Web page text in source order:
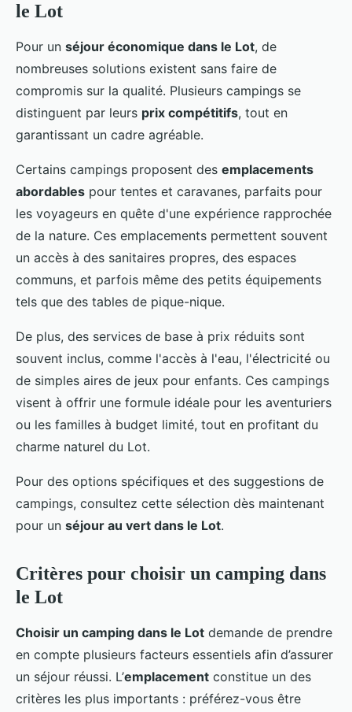
le Lot
Pour un séjour économique dans le Lot, de
nombreuses solutions existent sans faire de
compromis sur la qualité. Plusieurs campings se
distinguent par leurs prix compétitifs, tout en
garantissant un cadre agréable.
Certains campings proposent des emplacements
abordables pour tentes et caravanes, parfaits pour
les voyageurs en quête d'une expérience rapprochée
de la nature. Ces emplacements permettent souvent
un accès à des sanitaires propres, des espaces
communs, et parfois même des petits équipements
tels que des tables de pique-nique.
De plus, des services de base à prix réduits sont
souvent inclus, comme l'accès à l'eau, l'électricité ou
de simples aires de jeux pour enfants. Ces campings
visent à offrir une formule idéale pour les aventuriers
ou les familles à budget limité, tout en profitant du
charme naturel du Lot.
Pour des options spécifiques et des suggestions de
campings, consultez cette sélection dès maintenant
pour un séjour au vert dans le Lot.
Critères pour choisir un camping dans
le Lot
Choisir un camping dans le Lot demande de prendre
en compte plusieurs facteurs essentiels afin d’assurer
un séjour réussi. L’emplacement constitue un des
critères les plus importants : préférez-vous être